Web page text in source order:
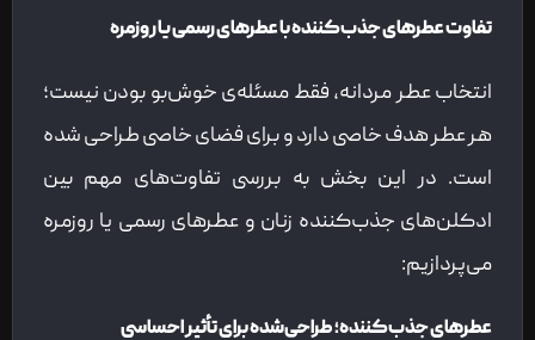
تفاوت عطرهای جذب‌کننده با عطرهای رسمی یا روزمره
انتخاب عطر مردانه، فقط مسئله‌ی خوش‌بو بودن نیست؛
هر عطر هدف خاصی دارد و برای فضای خاصی طراحی شده
است. در این بخش به بررسی تفاوت‌های مهم بین
ادکلن‌های جذب‌کننده زنان و عطرهای رسمی یا روزمره
می‌پردازیم:
عطرهای جذب‌کننده؛ طراحی‌شده برای تأثیر احساسی